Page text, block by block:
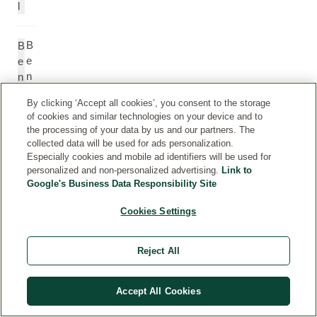
l
B
e
n
B
e
n
yl
b
n
s
o
er
By clicking ‘Accept all cookies’, you consent to the storage
of cookies and similar technologies on your device and to
the processing of your data by us and our partners. The
collected data will be used for ads personalization.
Especially cookies and mobile ad identifiers will be used for
personalized and non-personalized advertising. Link to
Google's Business Data Responsibility Site
Cookies Settings
Reject All
Accept All Cookies